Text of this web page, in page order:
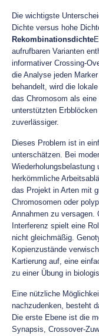
Die wichtigste
Dichte versus hohe
Rekombinationsdichte
aufrufbaren Varianten
informativer Crossing-
die Analyse jeden
behandelt, wird die
das Chromosom als
unterstützten
zuverlässiger.
Dieses Problem ist in
unterschätzen. Bei
Wiederholungsbelastung
herkömmliche
das Projekt in Arten mit
Chromosomen oder
Annahmen zu versagen.
Interferenz spielt eine
nicht gleichmäßig.
Kopienzustände
Kartierung auf, eine
zu einer Übung in
Eine nützliche
nachzudenken, besteht
Die erste Ebene ist die
Synapsis, Crossover-